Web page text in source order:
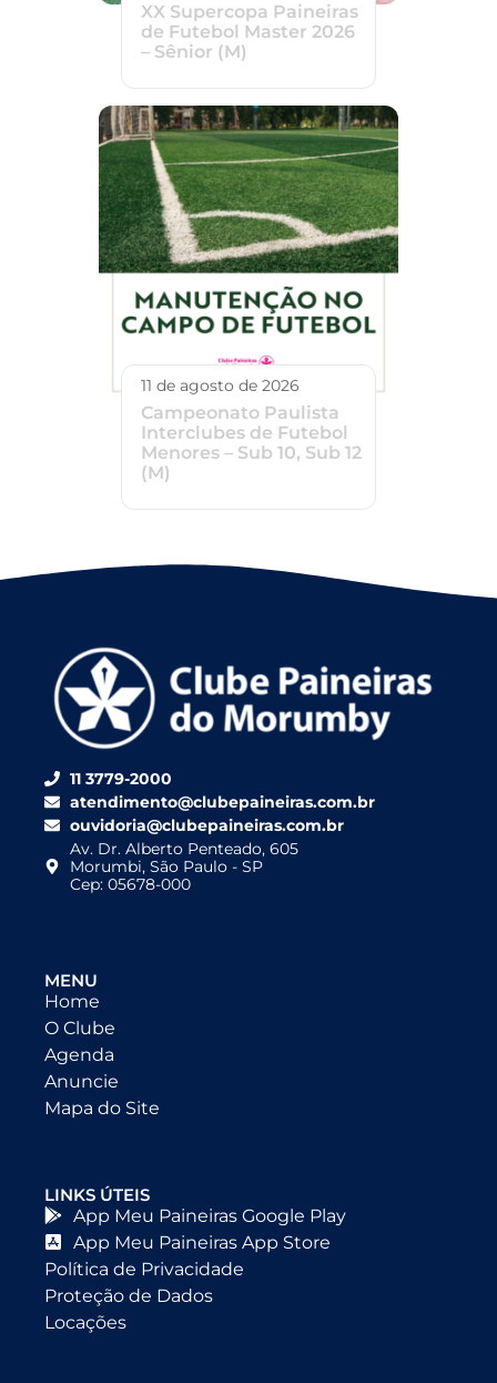
XX Supercopa Paineiras
de Futebol Master 2026
– Sênior (M)
11 de agosto de 2026
Campeonato Paulista
Interclubes de Futebol
Menores – Sub 10, Sub 12
(M)
11 3779-2000
atendimento@clubepaineiras.com.br
ouvidoria@clubepaineiras.com.br
Av. Dr. Alberto Penteado, 605
Morumbi, São Paulo - SP
Cep: 05678-000
MENU
Home
O Clube
Agenda
Anuncie
Mapa do Site
LINKS ÚTEIS
App Meu Paineiras Google Play
App Meu Paineiras App Store
Política de Privacidade
Proteção de Dados
Locações